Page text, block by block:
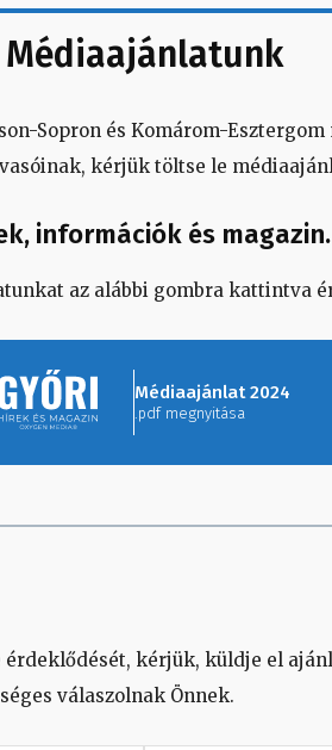
Médiaajánlatunk
Sopron és Komárom-
kérjük töltse le
információk és magazin.
az alábbi gombra kattintva
Médiaajánlat 2024
.pdf megnyitása
kérjük, küldje el
válaszolnak Önnek.